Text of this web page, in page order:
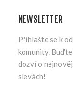
NEWSLETTER
Přihlašte se k
komunity.
dozví o
slevách!